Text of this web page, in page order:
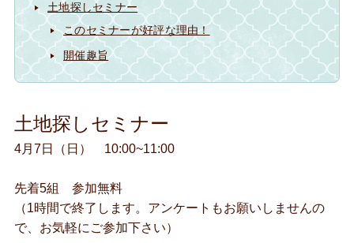
土地探しセミナー
このセミナーが好評な理由！
開催趣旨
土地探しセミナー
4月7日（日） 10:00~11:00
先着5組 参加無料
（1時間で終了します。アンケートもお願いしませんの
で、お気軽にご参加下さい）